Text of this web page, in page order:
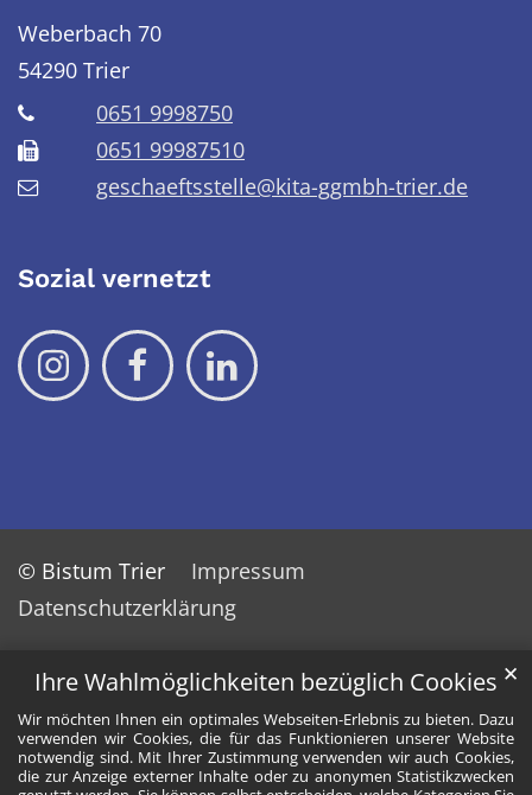
Ihre Wahlmöglichkeiten bezüglich Cookies
Wir möchten Ihnen ein optimales Webseiten-Erlebnis zu bieten. Dazu
verwenden wir Cookies, die für das Funktionieren unserer Website
notwendig sind. Mit Ihrer Zustimmung verwenden wir auch Cookies,
die zur Anzeige externer Inhalte oder zu anonymen Statistikzwecken
✕
Weberbach 70
54290 Trier
0651 9998750
0651 99987510
geschaeftsstelle@kita-ggmbh-trier.de
Sozial vernetzt
© Bistum Trier
Impressum
Datenschutzerklärung